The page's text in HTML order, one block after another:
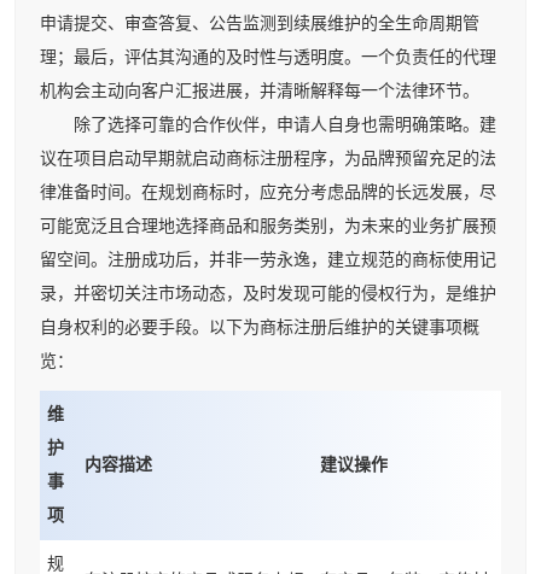
申请提交、审查答复、公告监测到续展维护的全生命周期管
理；最后，评估其沟通的及时性与透明度。一个负责任的代理
机构会主动向客户汇报进展，并清晰解释每一个法律环节。
除了选择可靠的合作伙伴，申请人自身也需明确策略。建
议在项目启动早期就启动商标注册程序，为品牌预留充足的法
律准备时间。在规划商标时，应充分考虑品牌的长远发展，尽
可能宽泛且合理地选择商品和服务类别，为未来的业务扩展预
留空间。注册成功后，并非一劳永逸，建立规范的商标使用记
录，并密切关注市场动态，及时发现可能的侵权行为，是维护
自身权利的必要手段。以下为商标注册后维护的关键事项概
览：
维
护
事
项
内容描述 建议操作
规